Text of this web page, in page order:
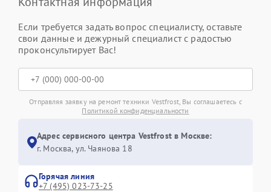
Если требуется задать вопрос специалисту, оставьте
свои данные и дежурный специалист с радостью
проконсультирует Вас!
Отправляя заявку на ремонт техники Vestfrost, Вы соглашаетесь с
Политикой конфиденциальности
Адрес сервисного центра Vestfrost в Москве:
г. Москва, ул. Чаянова 18
Горячая линия
+7 (495) 023-73-25